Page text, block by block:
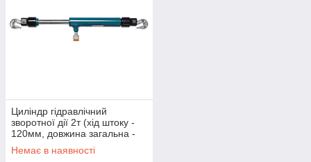
Циліндр гідравлічний
зворотної дії 2т (хід штоку -
120мм, довжина загальна -
575мм, тиск 616 bar) Forsage
F-0202
Немає в наявності